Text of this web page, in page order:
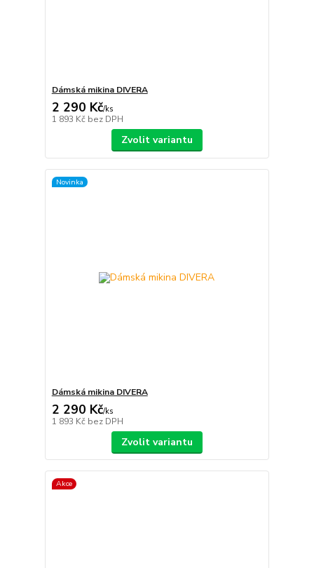
Dámská mikina DIVERA
2 290 Kč/ks
1 893 Kč bez DPH
Zvolit variantu
Novinka
Dámská mikina DIVERA
2 290 Kč/ks
1 893 Kč bez DPH
Zvolit variantu
Akce